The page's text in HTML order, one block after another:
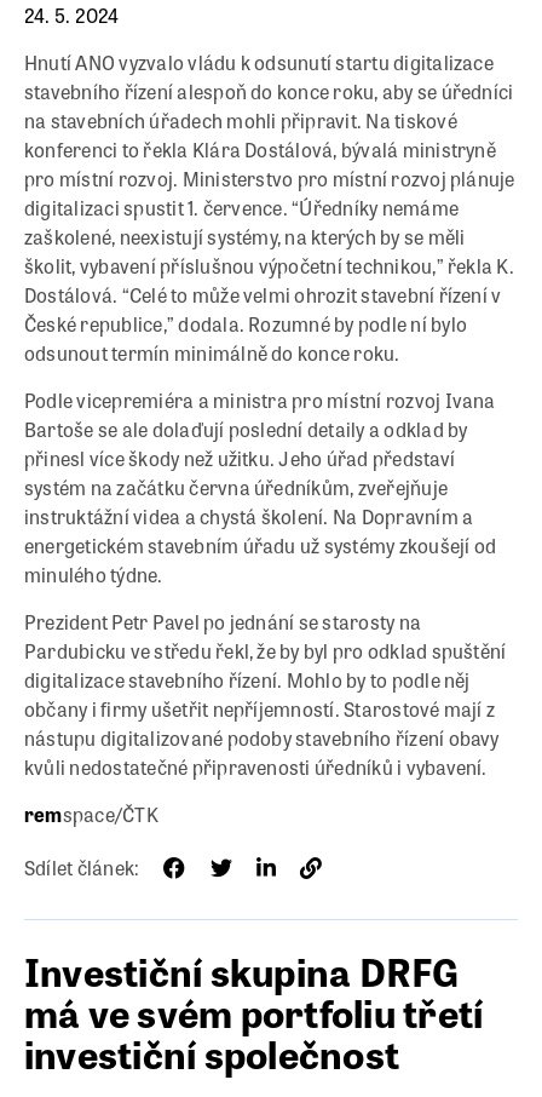
24. 5. 2024
Hnutí ANO vyzvalo vládu k odsunutí startu digitalizace
stavebního řízení alespoň do konce roku, aby se úředníci
na stavebních úřadech mohli připravit. Na tiskové
konferenci to řekla Klára Dostálová, bývalá ministryně
pro místní rozvoj. Ministerstvo pro místní rozvoj plánuje
digitalizaci spustit 1. července. “Úředníky nemáme
zaškolené, neexistují systémy, na kterých by se měli
školit, vybavení příslušnou výpočetní technikou,” řekla K.
Dostálová. “Celé to může velmi ohrozit stavební řízení v
České republice,” dodala. Rozumné by podle ní bylo
odsunout termín minimálně do konce roku.
Podle vicepremiéra a ministra pro místní rozvoj Ivana
Bartoše se ale dolaďují poslední detaily a odklad by
přinesl více škody než užitku. Jeho úřad představí
systém na začátku června úředníkům, zveřejňuje
instruktážní videa a chystá školení. Na Dopravním a
energetickém stavebním úřadu už systémy zkoušejí od
minulého týdne.
Prezident Petr Pavel po jednání se starosty na
Pardubicku ve středu řekl, že by byl pro odklad spuštění
digitalizace stavebního řízení. Mohlo by to podle něj
občany i firmy ušetřit nepříjemností. Starostové mají z
nástupu digitalizované podoby stavebního řízení obavy
kvůli nedostatečné připravenosti úředníků i vybavení.
remspace/ČTK
Sdílet článek:
Investiční skupina DRFG
má ve svém portfoliu třetí
investiční společnost